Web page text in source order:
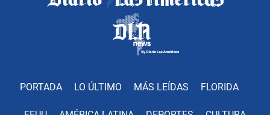
PORTADA LO ÚLTIMO MÁS LEÍDAS FLORIDA